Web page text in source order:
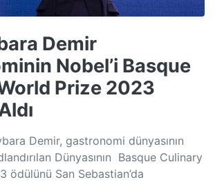
Demir
Nobel’i Basque
Prize 2023
Demir, gastronomi dünyasının
Dünyasının Basque Culinary
ödülünü San Sebastian’da